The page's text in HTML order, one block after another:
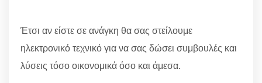
Έτσι αν είστε σε ανάγκη θα σας στείλουμε
ηλεκτρονικό τεχνικό για να σας δώσει συμβουλές και
λύσεις τόσο οικονομικά όσο και άμεσα.